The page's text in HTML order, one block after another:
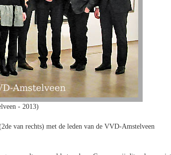
- 2013)
van rechts) met de leden van de VVD-Amstelveen